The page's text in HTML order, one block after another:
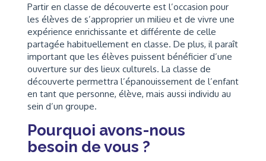
Partir en classe de découverte est l’occasion pour
les élèves de s’approprier un milieu et de vivre une
expérience enrichissante et différente de celle
partagée habituellement en classe. De plus, il paraît
important que les élèves puissent bénéficier d’une
ouverture sur des lieux culturels. La classe de
découverte permettra l’épanouissement de l’enfant
en tant que personne, élève, mais aussi individu au
sein d’un groupe.
Pourquoi avons-nous
besoin de vous ?